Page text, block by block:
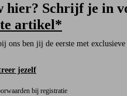
hier? Schrijf je in
artikel*
ons ben jij de eerste met
jezelf
bij registratie